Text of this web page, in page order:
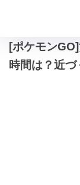
[ポケモン
時間は？近